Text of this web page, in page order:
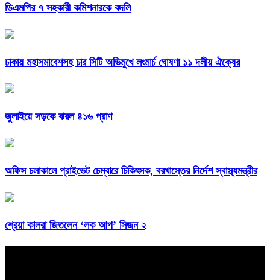
ডিএমপির ৭ সহকারী কমিশনারকে বদলি
ঢাকায় মহাসমাবেশসহ চার সিটি অভিমুখে লংমার্চ ঘোষণা ১১ দলীয় ঐক্যের
জুলাইয়ে সড়কে ঝরল ৪১৬ প্রাণ
অফিস চলাকালে প্রাইভেট চেম্বারে চিকিৎসক, বরখাস্তের নির্দেশ স্বাস্থ্যমন্ত্রীর
শ্রেয়া কালরা জিতলেন ‘লক আপ’ সিজন ২